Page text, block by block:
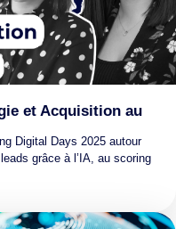
et Acquisition au
Digital Days 2025 autour
grâce à l’IA, au scoring